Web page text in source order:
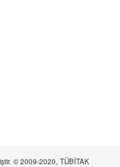
© 2009-2020, TÜBİTAK